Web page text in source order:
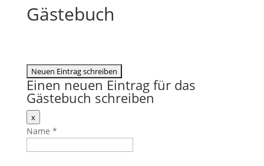
Gästebuch
Einen neuen Eintrag für das
Gästebuch schreiben
xDieses
Formular
ausblenden
Name *